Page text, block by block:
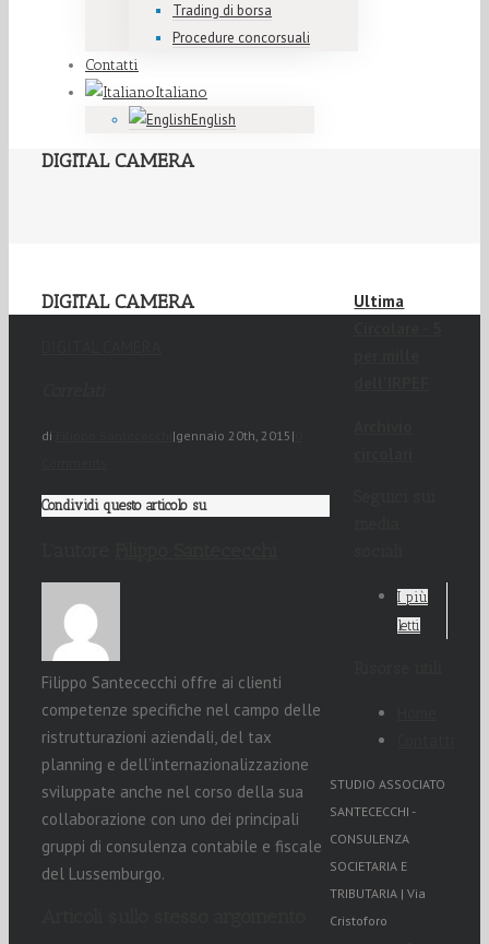
Trading di borsa
Procedure concorsuali
Contatti
Italiano
English
DIGITAL CAMERA
DIGITAL CAMERA
di |gennaio 20th, 2015 |
Condividi questo articolo su
Filippo Santececchi offre ai clienti
competenze specifiche nel campo delle
ristrutturazioni aziendali, del tax
planning e dell’internazionalizzazione
sviluppate anche nel corso della sua
collaborazione con uno dei principali
gruppi di consulenza contabile e fiscale
del Lussemburgo.
Ultima
I più
letti
STUDIO ASSOCIATO
SANTECECCHI -
CONSULENZA
SOCIETARIA E
TRIBUTARIA | Via
Cristoforo